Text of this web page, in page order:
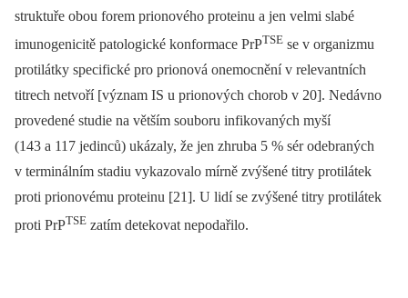
struktuře obou forem prionového proteinu a jen velmi slabé
imunogenicitě patologické konformace PrPTSE se v organizmu
protilátky specifické pro prionová onemocnění v relevantních
titrech netvoří [význam IS u prionových chorob v 20]. Nedávno
provedené studie na větším souboru infikovaných myší
(143 a 117 jedinců) ukázaly, že jen zhruba 5 % sér odebraných
v terminálním stadiu vykazovalo mírně zvýšené titry protilátek
proti prionovému proteinu [21]. U lidí se zvýšené titry protilátek
proti PrPTSE zatím detekovat nepodařilo.